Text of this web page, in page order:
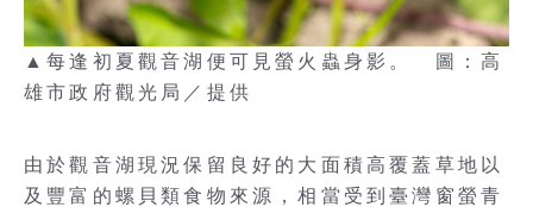
▲每逢初夏觀音湖便可見螢火蟲身影。 圖：高
雄市政府觀光局／提供
由於觀音湖現況保留良好的大面積高覆蓋草地以
及豐富的螺貝類食物來源，相當受到臺灣窗螢青